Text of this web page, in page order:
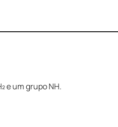
e um grupo NH.